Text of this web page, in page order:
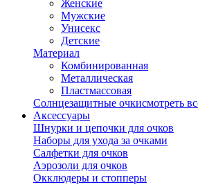
Женские
Мужские
Унисекс
Детские
Материал
Комбинированная
Металлическая
Пластмассовая
Солнцезащитные очкисмотреть
Аксессуары
Шнурки и цепочки для очков
Наборы для ухода за очками
Салфетки для очков
Аэрозоли для очков
Окклюдеры и стопперы